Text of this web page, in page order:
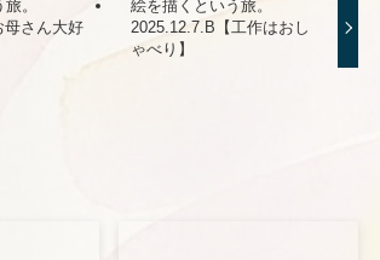
。
母さん大好
絵を描くという旅。
2025.12.7.B【工作はおし
ゃべり】